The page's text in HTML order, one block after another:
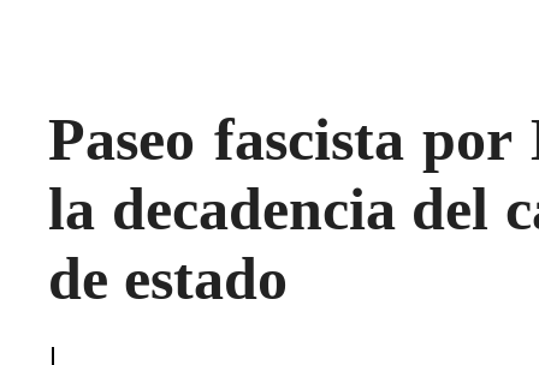
Paseo fascista
la decadencia del
de estado